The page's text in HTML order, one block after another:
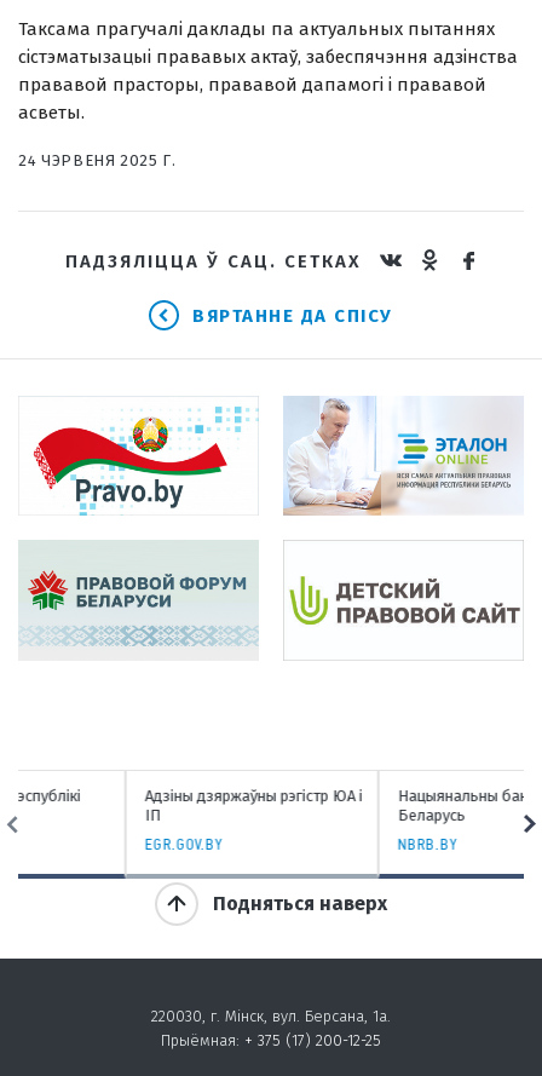
Таксама прагучалі даклады па актуальных пытаннях
сістэматызацыі прававых актаў, забеспячэння адзінства
прававой прасторы, прававой дапамогі і прававой
асветы.
24 ЧЭРВЕНЯ 2025 Г.
ПАДЗЯЛІЦЦА Ў САЦ. СЕТКАХ
ВЯРТАННЕ ДА СПІСУ
Адзіны дзяржаўны рэгістр ЮА і
Нацыянальны банк Рэспублікі
Подняться наверх
220030, г. Мінск, вул. Берсана, 1а.
Прыёмная: + 375 (17) 200-12-25